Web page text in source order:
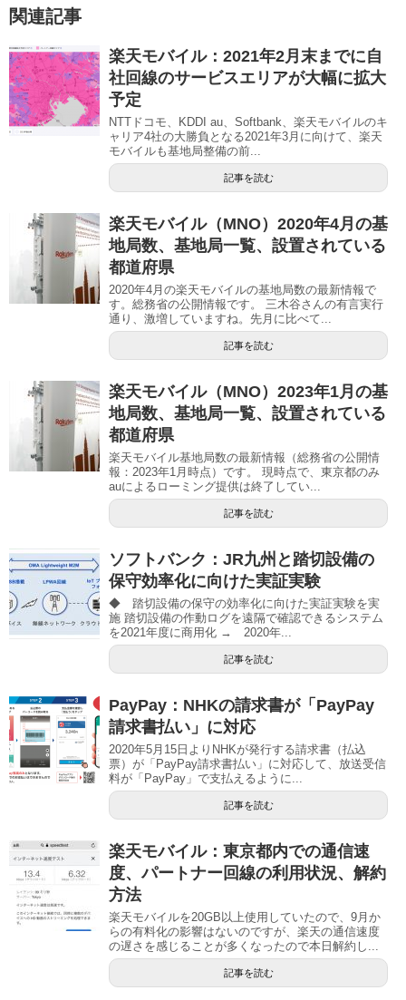
関連記事
楽天モバイル：2021年2月末までに自
社回線のサービスエリアが大幅に拡大
予定
NTTドコモ、KDDI au、Softbank、楽天モバイルのキ
ャリア4社の大勝負となる2021年3月に向けて、楽天
モバイルも基地局整備の前...
記事を読む
楽天モバイル（MNO）2020年4月の基
地局数、基地局一覧、設置されている
都道府県
2020年4月の楽天モバイルの基地局数の最新情報で
す。総務省の公開情報です。 三木谷さんの有言実行
通り、激増していますね。先月に比べて...
記事を読む
楽天モバイル（MNO）2023年1月の基
地局数、基地局一覧、設置されている
都道府県
楽天モバイル基地局数の最新情報（総務省の公開情
報：2023年1月時点）です。 現時点で、東京都のみ
auによるローミング提供は終了してい...
記事を読む
ソフトバンク：JR九州と踏切設備の
保守効率化に向けた実証実験
◆ 踏切設備の保守の効率化に向けた実証実験を実
施 踏切設備の作動ログを遠隔で確認できるシステム
を2021年度に商用化 → 2020年...
記事を読む
PayPay：NHKの請求書が「PayPay
請求書払い」に対応
2020年5月15日よりNHKが発行する請求書（払込
票）が「PayPay請求書払い」に対応して、放送受信
料が「PayPay」で支払えるように...
記事を読む
楽天モバイル：東京都内での通信速
度、パートナー回線の利用状況、解約
方法
楽天モバイルを20GB以上使用していたので、9月か
らの有料化の影響はないのですが、楽天の通信速度
の遅さを感じることが多くなったので本日解約し...
記事を読む